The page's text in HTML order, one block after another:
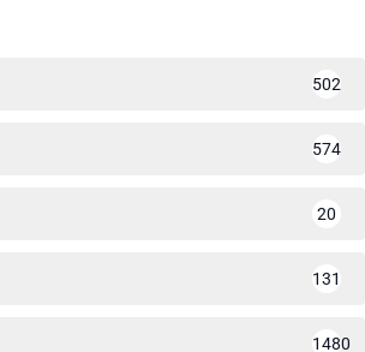
502
574
20
131
1480